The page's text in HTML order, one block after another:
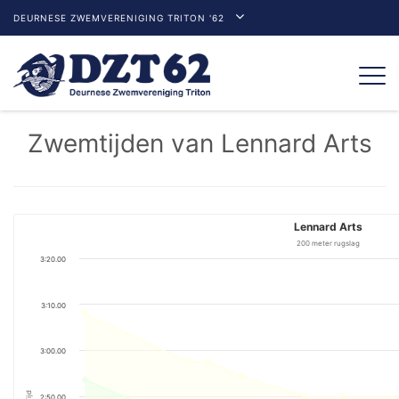
DEURNESE ZWEMVERENIGING TRITON '62
Zwemtijden van Lennard Arts
Tijd
Lennard Arts
200 meter rugslag
2:50.00
3:00.00
3:10.00
3:20.00